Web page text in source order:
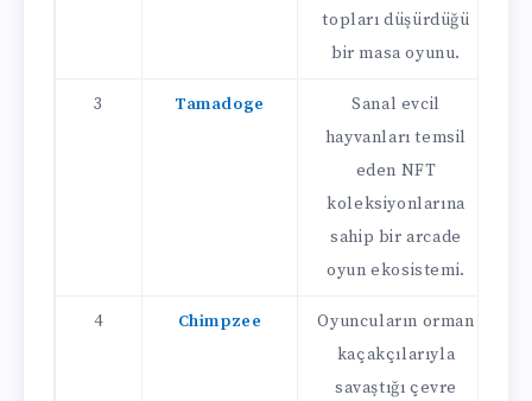
topları düşürdüğü
bir masa oyunu.
3 Tamadoge
Sanal evcil
hayvanları temsil
eden NFT
koleksiyonlarına
sahip bir arcade
oyun ekosistemi.
4 Chimpzee
Oyuncuların orman
kaçakçılarıyla
savaştığı çevre